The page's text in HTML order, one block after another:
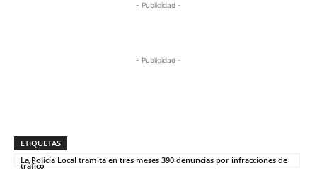
- Publicidad -
- Publicidad -
ETIQUETAS
La Policía Local tramita en tres meses 390 denuncias por infracciones de
tráfico